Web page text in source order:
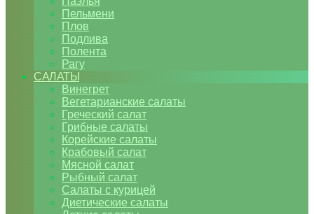
Пельмени
Плов
Подлива
Полента
Рагу
САЛАТЫ
Винегрет
Вегетарианские салаты
Греческий салат
Грибные салаты
Корейские салаты
Крабовый салат
Мясной салат
Рыбный салат
Салаты с курицей
Диетические салаты